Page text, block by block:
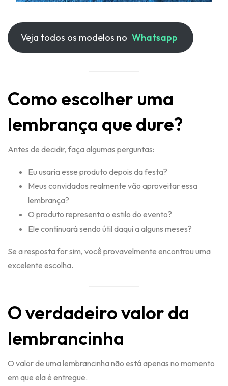
Veja todos os modelos no Whatsapp
Como escolher uma
lembrança que dure?
Antes de decidir, faça algumas perguntas:
Eu usaria esse produto depois da festa?
Meus convidados realmente vão aproveitar essa
lembrança?
O produto representa o estilo do evento?
Ele continuará sendo útil daqui a alguns meses?
Se a resposta for sim, você provavelmente encontrou uma
excelente escolha.
O verdadeiro valor da
lembrancinha
O valor de uma lembrancinha não está apenas no momento
em que ela é entregue.